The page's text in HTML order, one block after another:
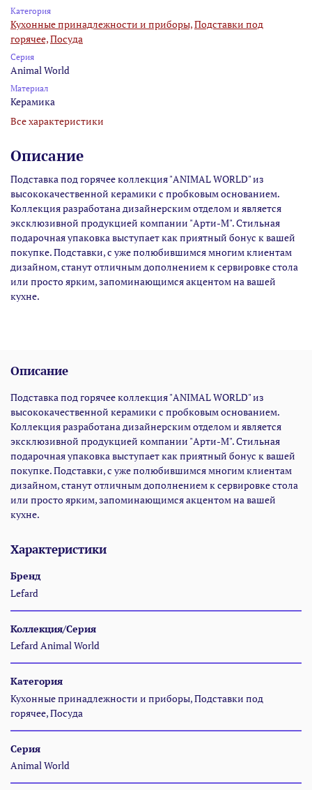
Категория
Кухонные принадлежности и приборы,Подставки под
горячее,Посуда
Серия
Animal World
Материал
Керамика
Все характеристики
Описание
Подставка под горячее коллекция "ANIMAL WORLD" из
высококачественной керамики с пробковым основанием.
Коллекция разработана дизайнерским отделом и является
эксклюзивной продукцией компании "Арти-М". Стильная
подарочная упаковка выступает как приятный бонус к вашей
покупке. Подставки, с уже полюбившимся многим клиентам
дизайном, станут отличным дополнением к сервировке стола
или просто ярким, запоминающимся акцентом на вашей
кухне.
Описание
Подставка под горячее коллекция "ANIMAL WORLD" из
высококачественной керамики с пробковым основанием.
Коллекция разработана дизайнерским отделом и является
эксклюзивной продукцией компании "Арти-М". Стильная
подарочная упаковка выступает как приятный бонус к вашей
покупке. Подставки, с уже полюбившимся многим клиентам
дизайном, станут отличным дополнением к сервировке стола
или просто ярким, запоминающимся акцентом на вашей
кухне.
Характеристики
Бренд
Lefard
Коллекция/Серия
Lefard Animal World
Категория
Кухонные принадлежности и приборы, Подставки под
горячее, Посуда
Серия
Animal World